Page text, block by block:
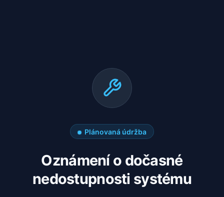
Plánovaná údržba
Oznámení o dočasné
nedostupnosti systému